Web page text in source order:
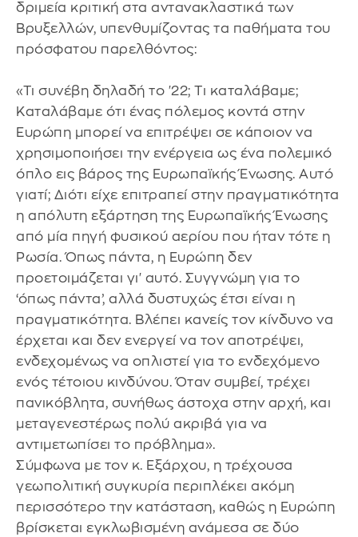
δριμεία κριτική στα αντανακλαστικά των
Βρυξελλών, υπενθυμίζοντας τα παθήματα του
πρόσφατου παρελθόντος:
«Τι συνέβη δηλαδή το '22; Τι καταλάβαμε;
Καταλάβαμε ότι ένας πόλεμος κοντά στην
Ευρώπη μπορεί να επιτρέψει σε κάποιον να
χρησιμοποιήσει την ενέργεια ως ένα πολεμικό
όπλο εις βάρος της Ευρωπαϊκής Ένωσης. Αυτό
γιατί; Διότι είχε επιτραπεί στην πραγματικότητα
η απόλυτη εξάρτηση της Ευρωπαϊκής Ένωσης
από μία πηγή φυσικού αερίου που ήταν τότε η
Ρωσία. Όπως πάντα, η Ευρώπη δεν
προετοιμάζεται γι' αυτό. Συγγνώμη για το
‘όπως πάντα’, αλλά δυστυχώς έτσι είναι η
πραγματικότητα. Βλέπει κανείς τον κίνδυνο να
έρχεται και δεν ενεργεί να τον αποτρέψει,
ενδεχομένως να οπλιστεί για το ενδεχόμενο
ενός τέτοιου κινδύνου. Όταν συμβεί, τρέχει
πανικόβλητα, συνήθως άστοχα στην αρχή, και
μεταγενεστέρως πολύ ακριβά για να
αντιμετωπίσει το πρόβλημα».
Σύμφωνα με τον κ. Εξάρχου, η τρέχουσα
γεωπολιτική συγκυρία περιπλέκει ακόμη
περισσότερο την κατάσταση, καθώς η Ευρώπη
βρίσκεται εγκλωβισμένη ανάμεσα σε δύο